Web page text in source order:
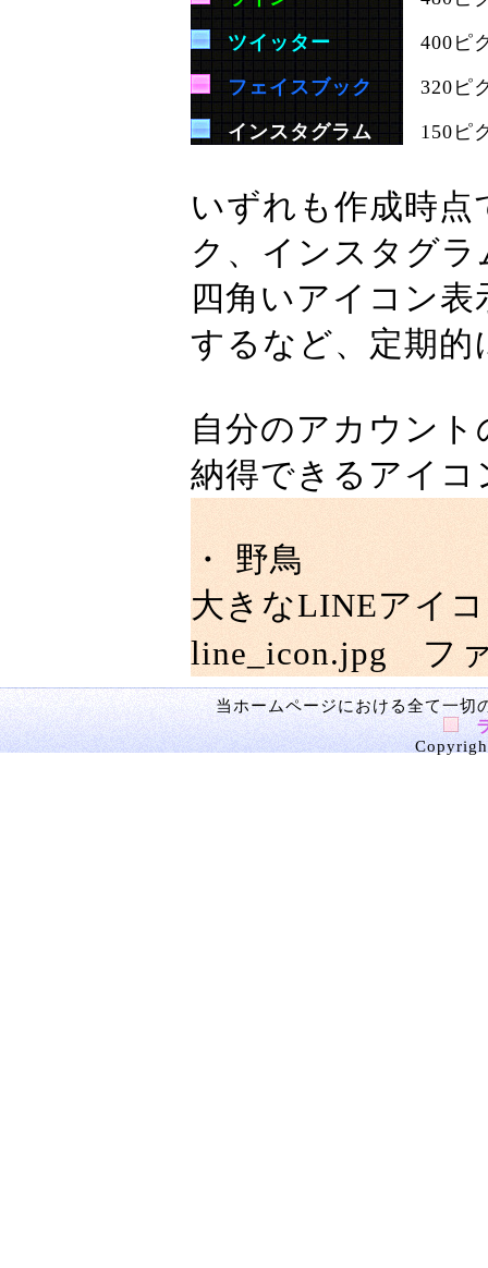
ツイッター
フェイスブック
インスタグラム
400ピ
320ピ
150ピ
いずれも作成時
ク、インスタグ
四角いアイコン
するなど、定期
自分のアカウン
納得できるアイ
・ 野鳥
大きなLINEアイ
line_icon.jpg フ
当ホームページにおける全て一